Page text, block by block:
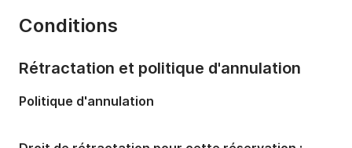
Nombre de couchages:
Nombre de salles de bains:
Tirant d'eau:2.2m
Conditions
Rétractation et politique d'annulation
Politique d'annulation